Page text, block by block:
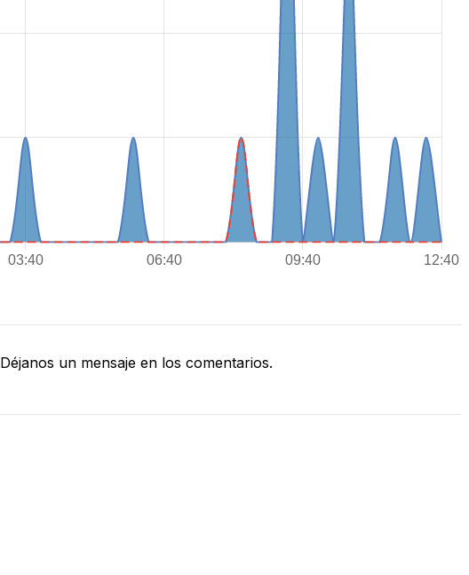
Déjanos un mensaje en los comentarios.